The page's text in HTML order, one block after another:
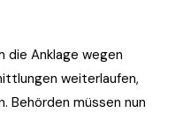
die Anklage wegen
weiterlaufen,
Behörden müssen nun